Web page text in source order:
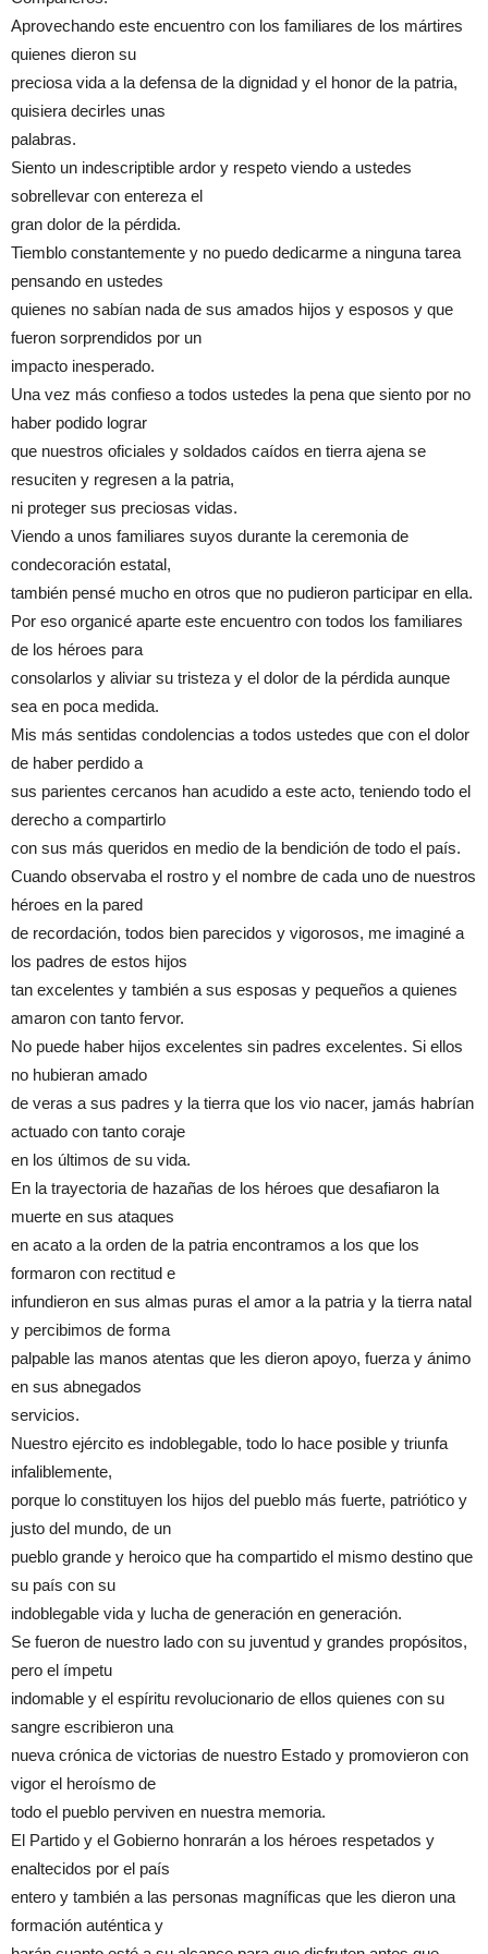
Aprovechando este encuentro con los familiares de los mártires
quienes dieron su
preciosa vida a la defensa de la dignidad y el honor de la patria,
quisiera decirles unas
palabras.
Siento un indescriptible ardor y respeto viendo a ustedes
sobrellevar con entereza el
gran dolor de la pérdida.
Tiemblo constantemente y no puedo dedicarme a ninguna tarea
pensando en ustedes
quienes no sabían nada de sus amados hijos y esposos y que
fueron sorprendidos por un
impacto inesperado.
Una vez más confieso a todos ustedes la pena que siento por no
haber podido lograr
que nuestros oficiales y soldados caídos en tierra ajena se
resuciten y regresen a la patria,
ni proteger sus preciosas vidas.
Viendo a unos familiares suyos durante la ceremonia de
condecoración estatal,
también pensé mucho en otros que no pudieron participar en ella.
Por eso organicé aparte este encuentro con todos los familiares
de los héroes para
consolarlos y aliviar su tristeza y el dolor de la pérdida aunque
sea en poca medida.
Mis más sentidas condolencias a todos ustedes que con el dolor
de haber perdido a
sus parientes cercanos han acudido a este acto, teniendo todo el
derecho a compartirlo
con sus más queridos en medio de la bendición de todo el país.
Cuando observaba el rostro y el nombre de cada uno de nuestros
héroes en la pared
de recordación, todos bien parecidos y vigorosos, me imaginé a
los padres de estos hijos
tan excelentes y también a sus esposas y pequeños a quienes
amaron con tanto fervor.
No puede haber hijos excelentes sin padres excelentes. Si ellos
no hubieran amado
de veras a sus padres y la tierra que los vio nacer, jamás habrían
actuado con tanto coraje
en los últimos de su vida.
En la trayectoria de hazañas de los héroes que desafiaron la
muerte en sus ataques
en acato a la orden de la patria encontramos a los que los
formaron con rectitud e
infundieron en sus almas puras el amor a la patria y la tierra natal
y percibimos de forma
palpable las manos atentas que les dieron apoyo, fuerza y ánimo
en sus abnegados
servicios.
Nuestro ejército es indoblegable, todo lo hace posible y triunfa
infaliblemente,
porque lo constituyen los hijos del pueblo más fuerte, patriótico y
justo del mundo, de un
pueblo grande y heroico que ha compartido el mismo destino que
su país con su
indoblegable vida y lucha de generación en generación.
Se fueron de nuestro lado con su juventud y grandes propósitos,
pero el ímpetu
indomable y el espíritu revolucionario de ellos quienes con su
sangre escribieron una
nueva crónica de victorias de nuestro Estado y promovieron con
vigor el heroísmo de
todo el pueblo perviven en nuestra memoria.
El Partido y el Gobierno honrarán a los héroes respetados y
enaltecidos por el país
entero y también a las personas magníficas que les dieron una
formación auténtica y